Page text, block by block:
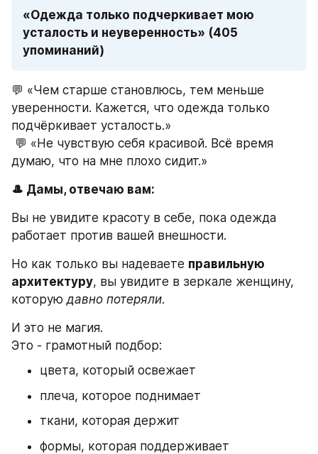
«Одежда только подчеркивает мою
усталость и неуверенность» (405
упоминаний)
💬 «Чем старше становлюсь, тем меньше
уверенности. Кажется, что одежда только
подчёркивает усталость.»
думаю, что на мне плохо сидит.»
🎩 Дамы, отвечаю вам:
Вы не увидите красоту в себе, пока одежда
работает против вашей внешности.
Но как только вы надеваете правильную
архитектуру, вы увидите в зеркале женщину,
которую давно потеряли.
И это не магия.
Это - грамотный подбор:
цвета, который освежает
плеча, которое поднимает
ткани, которая держит
формы, которая поддерживает